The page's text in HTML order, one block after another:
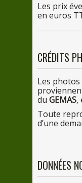
Les prix
en euros
CRÉDITS
Les photos
du GEMAS,
Toute
d’une
DONNÉES